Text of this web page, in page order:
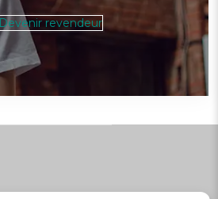
Devenir revendeur